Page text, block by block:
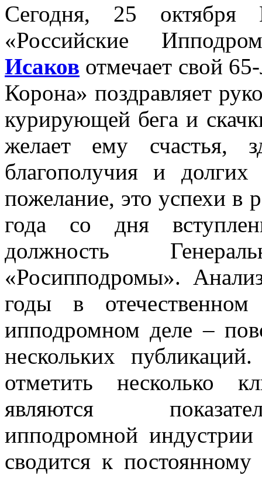
Сегодня, 25 октября
«Российские
Исаков отмечает свой
Корона» поздравляет
курирующей бега и
желает ему счастья,
благополучия и
пожелание, это успехи в
года со дня
должность
«Росипподромы».
годы в отечественном
ипподромном деле –
нескольких
отметить несколько
являются
ипподромной
сводится к